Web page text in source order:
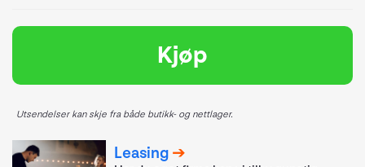
Kjøp
Utsendelser kan skje fra både butikk- og nettlager.
Leasing